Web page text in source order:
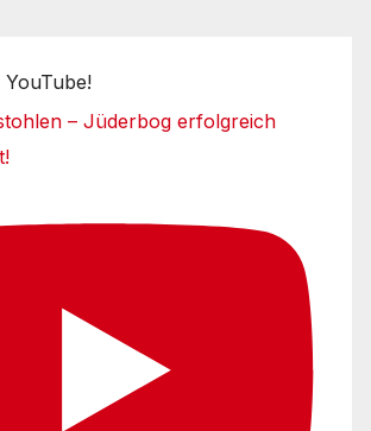
– Jüderbog erfolgreich